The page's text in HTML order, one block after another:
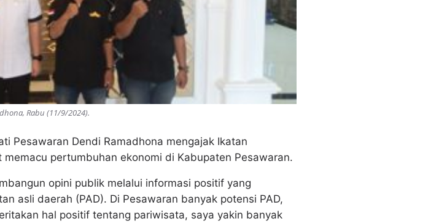
Rabu (11/9/2024).
Pesawaran Dendi Ramadhona mengajak Ikatan
pertumbuhan ekonomi di Kabupaten Pesawaran.
opini publik melalui informasi positif yang
asli daerah (PAD). Di Pesawaran banyak potensi PAD,
hal positif tentang pariwisata, saya yakin banyak